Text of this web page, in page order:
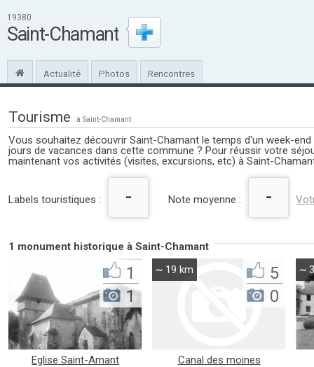
19380
Saint-Chamant
Actualité Photos Rencontres
Tourisme à Saint-Chamant
Vous souhaitez découvrir Saint-Chamant le temps d'un week-
jours de vacances dans cette commune ? Pour réussir votre
maintenant vos activités (visites, excursions, etc) à Saint-
Labels touristiques : - Note moyenne : -
1 monument historique à Saint-Chamant
Eglise Saint-Amant
1
1
Canal des moines
~ 19 km
5
0
~